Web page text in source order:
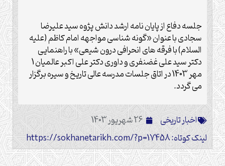
جلسه دفاع از پایان نامه ارشد دانش پژوه سید علیرضا
سجادی با عنوان «گونه شناسی مواجهه امام کاظم (علیه
السلام) با فرقه های انحرافی درون شیعی» با راهنمایی
دکتر سید علی غضنفری و داوری دکتر علی اکبر عالمیان 1
مهر 1403 در اتاق جلسات مدرسه عالی تاریخ و سیره برگزار
می گردد.
اخبار تاریخی
26 شهریور 1403
لینک کوتاه: https://sokhanetarikh.com/?p=17458